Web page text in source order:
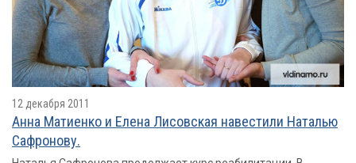
12 декабря 2011
Анна Матиенко и Елена Лисовская навестили Наталью
Сафронову.